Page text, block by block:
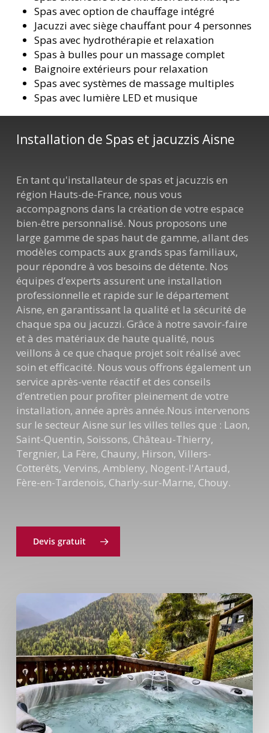
Spas avec option de chauffage intégré
Jacuzzi avec siège chauffant pour 4 personnes
Spas avec hydrothérapie et relaxation
Spas à bulles pour un massage complet
Baignoire extérieurs pour relaxation
Spas avec systèmes de massage multiples
Spas avec lumière LED et musique
Installation de Spas et jacuzzis Aisne
En tant qu'installateur de spas et jacuzzis en
région Hauts-de-France, nous vous
accompagnons dans la création de votre espace
bien-être personnalisé. Nous proposons une
large gamme de spas haut de gamme, allant des
modèles compacts aux grands spas familiaux,
pour répondre à vos besoins de détente. Nos
équipes d’experts assurent une installation
professionnelle et rapide sur le département
Aisne, en garantissant la qualité et la sécurité de
chaque spa ou jacuzzi. Grâce à notre savoir-faire
et à des matériaux de haute qualité, nous
veillons à ce que chaque projet soit réalisé avec
soin et efficacité. Nous vous offrons également un
service après-vente réactif et des conseils
d’entretien pour profiter pleinement de votre
installation, année après année.Nous intervenons
sur le secteur Aisne sur les villes telles que : Laon,
Saint-Quentin, Soissons, Château-Thierry,
Tergnier, La Fère, Chauny, Hirson, Villers-
Cotterêts, Vervins, Ambleny, Nogent-l'Artaud,
Fère-en-Tardenois, Charly-sur-Marne, Chouy.
Devis gratuit